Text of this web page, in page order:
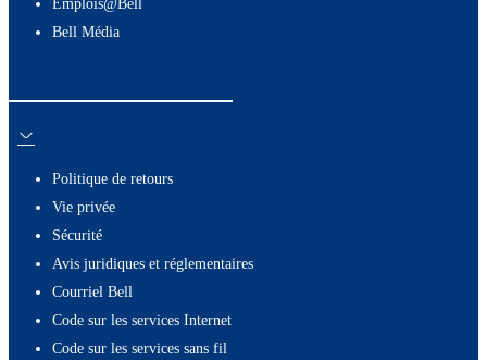
Emplois@Bell
Bell Média
Politique de retours
Vie privée
Sécurité
Avis juridiques et réglementaires
Courriel Bell
Code sur les services Internet
Code sur les services sans fil